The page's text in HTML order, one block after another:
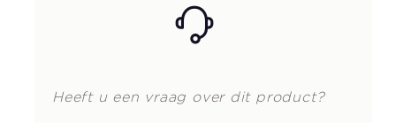
Heeft u een vraag over dit product?